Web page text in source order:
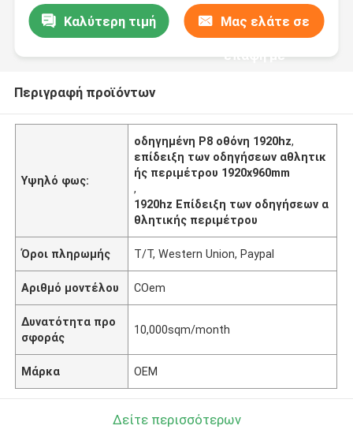
Καλύτερη τιμή Μας ελάτε σε
επαφή με
Περιγραφή προϊόντων
Υψηλό φως:
οδηγημένη P8 οθόνη 1920hz,
επίδειξη των οδηγήσεων αθλητικ
ής περιμέτρου 1920x960mm
,
1920hz Επίδειξη των οδηγήσεων α
θλητικής περιμέτρου
Όροι πληρωμής T/T, Western Union, Paypal
Αριθμό μοντέλου COem
Δυνατότητα προ
σφοράς
10,000sqm/month
Μάρκα OEM
Δείτε περισσότερων